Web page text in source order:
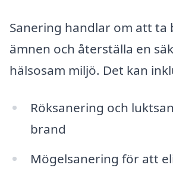
Sanering handlar om att ta
ämnen och återställa en
hälsosam miljö. Det kan
Röksanering och
brand
Mögelsanering för att